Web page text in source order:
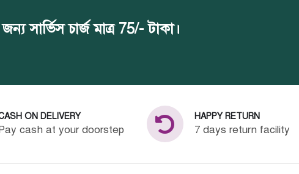
সার্ভিস চার্জ মাত্র 75/- টাকা।
ON DELIVERY
cash at your doorstep
HAPPY RETURN
7 days return facility